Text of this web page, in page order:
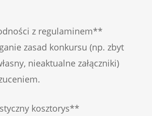
z regulaminem**
zasad konkursu (np. zbyt
nieaktualne załączniki)
kosztorys**